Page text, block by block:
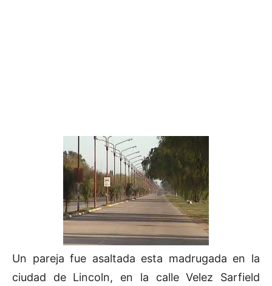
Un pareja fue asaltada esta madrugada en la
ciudad de Lincoln, en la calle Velez Sarfield